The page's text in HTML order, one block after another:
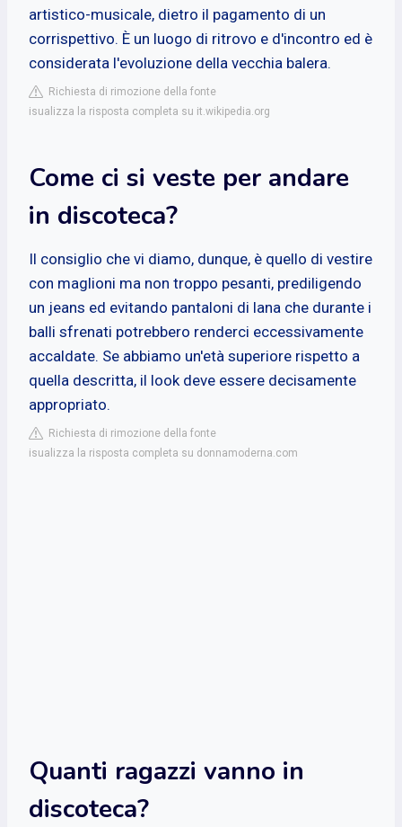
artistico-musicale, dietro il pagamento di un
corrispettivo. È un luogo di ritrovo e d'incontro ed è
considerata l'evoluzione della vecchia balera.
Richiesta di rimozione della fonte
isualizza la risposta completa su it.wikipedia.org
Come ci si veste per andare
in discoteca?
Il consiglio che vi diamo, dunque, è quello di vestire
con maglioni ma non troppo pesanti, prediligendo
un jeans ed evitando pantaloni di lana che durante i
balli sfrenati potrebbero renderci eccessivamente
accaldate. Se abbiamo un'età superiore rispetto a
quella descritta, il look deve essere decisamente
appropriato.
Richiesta di rimozione della fonte
isualizza la risposta completa su donnamoderna.com
Quanti ragazzi vanno in
discoteca?